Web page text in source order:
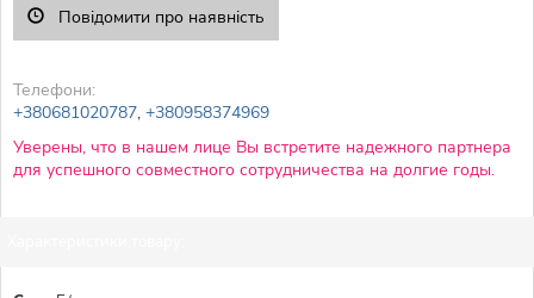
Повідомити про наявність
Телефони:
+380681020787, +380958374969
Уверены, что в нашем лице Вы встретите надежного партнера
для успешного совместного сотрудничества на долгие годы.